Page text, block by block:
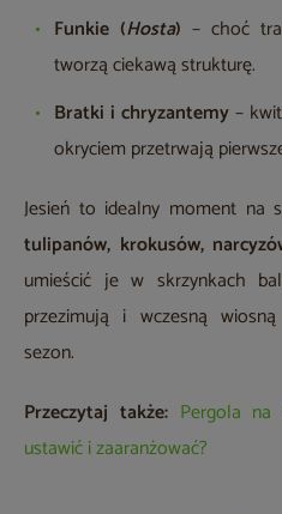
Funkie (Hosta)– choć
tworzą ciekawą strukturę.
Bratki i chryzantemy–
okryciem przetrwają
Jesień to idealny moment na
tulipanów, krokusów,
umieścić je w skrzynkach
przezimują i wczesną
sezon.
Przeczytaj także: Pergola
ustawić i zaaranżować?